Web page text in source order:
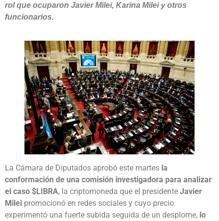
rol que ocuparon Javier Milei, Karina Milei y otros
funcionarios.
La Cámara de Diputados aprobó este martes la
conformación de una comisión investigadora para analizar
el caso $LIBRA, la criptomoneda que el presidente Javier
Milei promocionó en redes sociales y cuyo precio
experimentó una fuerte subida seguida de un desplome, lo